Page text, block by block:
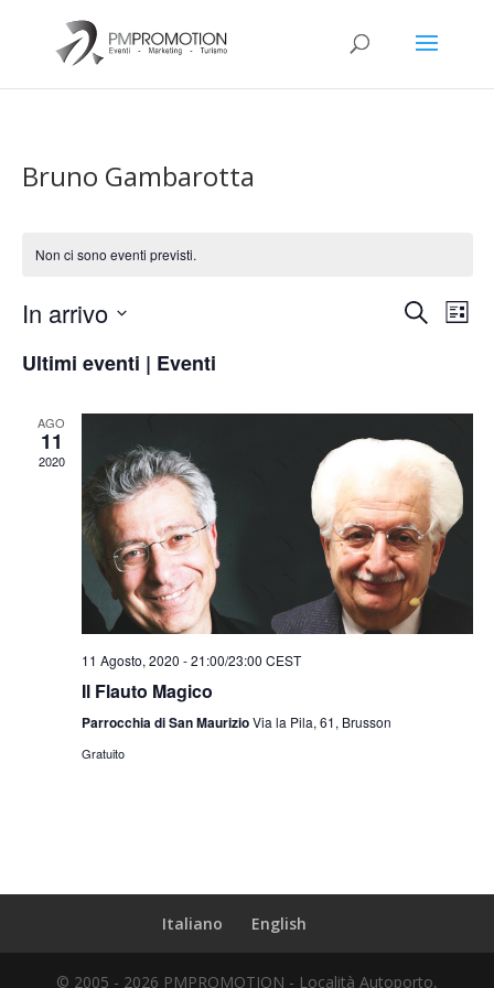
Bruno Gambarotta
Non ci sono eventi previsti.
Eventi
Cerca Lista
In arrivo
la
Ultimi eventi | Eventi
AGO
11
2020
11 Agosto, 2020 - 21:00/23:00 CEST
Il Flauto Magico
Parrocchia di San MaurizioVia la Pila, 61, Brusson
Gratuito
Italiano English
© 2005 - 2026 PMPROMOTION - Località Autoporto,